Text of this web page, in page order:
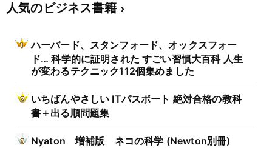
人気のビジネス書籍
ハーバード、スタンフォード、オックスフォー
ド… 科学的に証明された すごい習慣大百科 人生
が変わるテクニック112個集めました
いちばんやさしい ITパスポート 絶対合格の教科
書＋出る順問題集
Nyaton 増補版 ネコの科学 (Newton別冊)